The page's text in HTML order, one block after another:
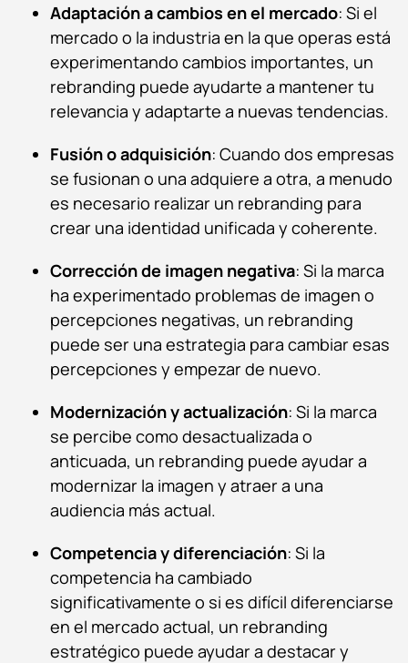
Adaptación a cambios en el mercado: Si el
mercado o la industria en la que operas está
experimentando cambios importantes, un
rebranding puede ayudarte a mantener tu
relevancia y adaptarte a nuevas tendencias.
Fusión o adquisición: Cuando dos empresas
se fusionan o una adquiere a otra, a menudo
es necesario realizar un rebranding para
crear una identidad unificada y coherente.
Corrección de imagen negativa: Si la marca
ha experimentado problemas de imagen o
percepciones negativas, un rebranding
puede ser una estrategia para cambiar esas
percepciones y empezar de nuevo.
Modernización y actualización: Si la marca
se percibe como desactualizada o
anticuada, un rebranding puede ayudar a
modernizar la imagen y atraer a una
audiencia más actual.
Competencia y diferenciación: Si la
competencia ha cambiado
significativamente o si es difícil diferenciarse
en el mercado actual, un rebranding
estratégico puede ayudar a destacar y